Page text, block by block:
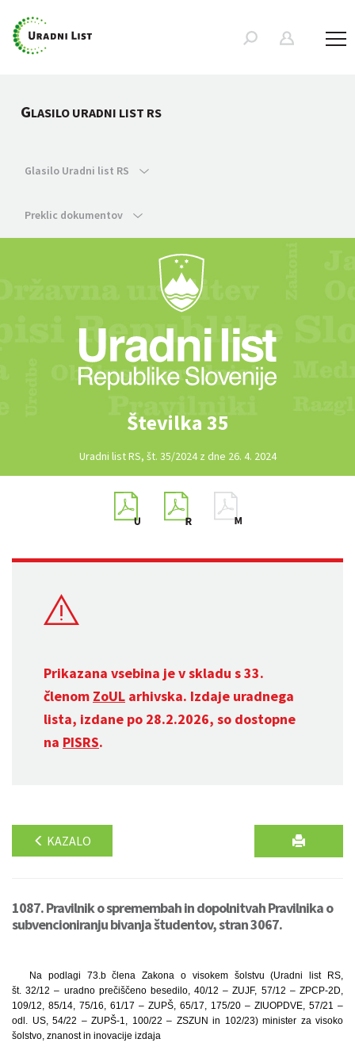
GLASILO URADNI LIST RS
Glasilo Uradni list RS
Preklic dokumentov
Številka 35
Uradni list RS, št. 35/2024 z dne 26. 4. 2024
Prikazana vsebina je v skladu s 33.
členom ZoUL arhivska. Izdaje uradnega
lista, izdane po 28.2.2026, so dostopne
na PISRS.
KAZALO
1087. Pravilnik o spremembah in dopolnitvah Pravilnika o
subvencioniranju bivanja študentov, stran 3067.
Na podlagi 73.b člena Zakona o visokem šolstvu (Uradni list RS,
št. 32/12 – uradno prečiščeno besedilo, 40/12 – ZUJF, 57/12 – ZPCP-2D,
109/12, 85/14, 75/16, 61/17 – ZUPŠ, 65/17, 175/20 – ZIUOPDVE, 57/21 –
odl. US, 54/22 – ZUPŠ-1, 100/22 – ZSZUN in 102/23) minister za visoko
šolstvo, znanost in inovacije izdaja